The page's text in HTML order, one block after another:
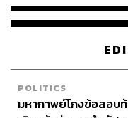
POLITICS
มหากาพย์โกงข้อสอบ